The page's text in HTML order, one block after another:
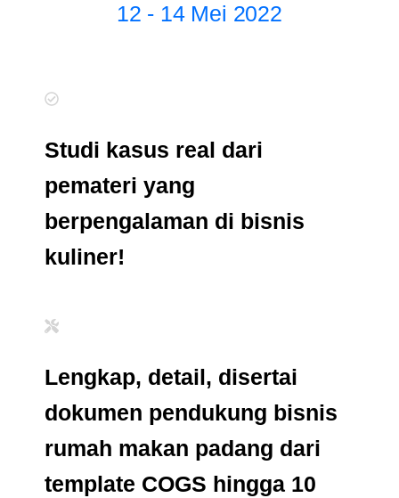
12 - 14 Mei 2022
Studi kasus real dari
pemateri yang
berpengalaman di bisnis
kuliner!
Lengkap, detail, disertai
dokumen pendukung bisnis
rumah makan padang dari
template COGS hingga 10